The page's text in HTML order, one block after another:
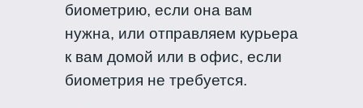
биометрию, если она вам
нужна, или отправляем курьера
к вам домой или в офис, если
биометрия не требуется.